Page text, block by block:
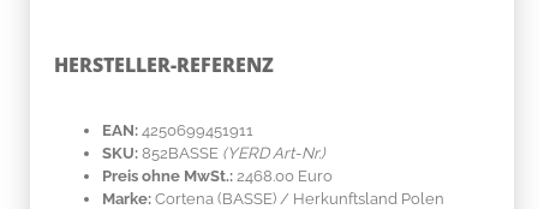
HERSTELLER-REFERENZ
EAN: 4250699451911
SKU: 852BASSE (YERD Art-Nr.)
Preis ohne MwSt.: 2468.00 Euro
Marke: Cortena (BASSE) / Herkunftsland Polen